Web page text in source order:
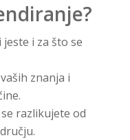
i za što se
znanja i
razlikujete od